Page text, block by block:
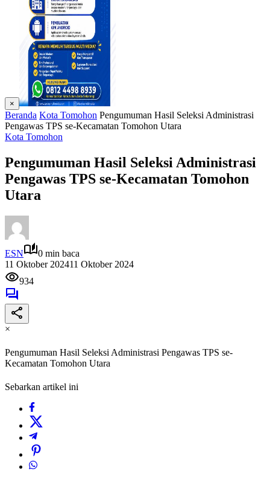
×
Beranda Kota Tomohon Pengumuman Hasil Seleksi Administrasi
Pengawas TPS se-Kecamatan Tomohon Utara
Kota Tomohon
Pengumuman Hasil Seleksi Administrasi
Pengawas TPS se-Kecamatan Tomohon
Utara
ESN
0 min baca
11 Oktober 202411 Oktober 2024
934
×
Pengumuman Hasil Seleksi Administrasi Pengawas TPS se-
Kecamatan Tomohon Utara
Sebarkan artikel ini